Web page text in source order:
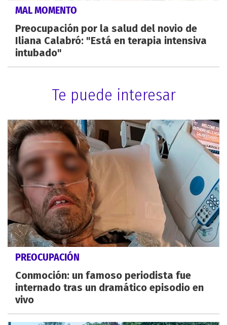
MAL MOMENTO
Preocupación por la salud del novio de
Iliana Calabró: "Está en terapia intensiva
intubado"
Te puede interesar
PREOCUPACIÓN
Conmoción: un famoso periodista fue
internado tras un dramático episodio en
vivo